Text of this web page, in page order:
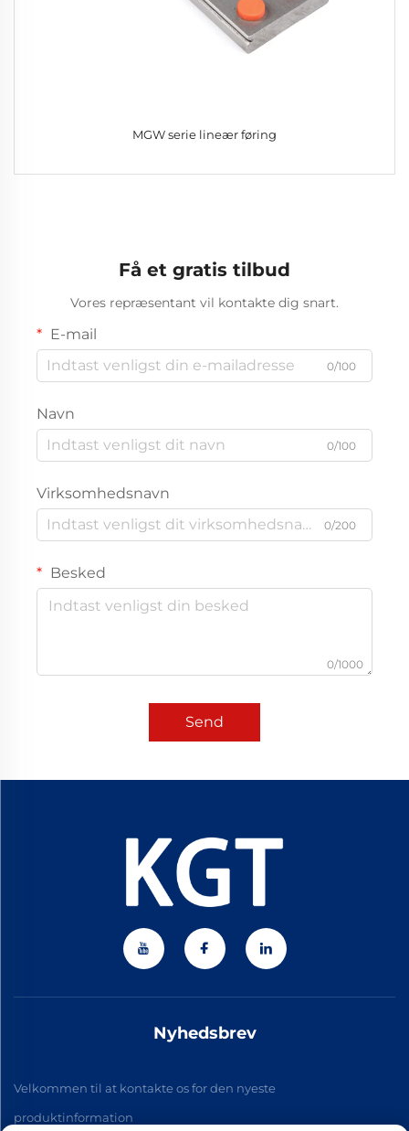
MGW serie lineær føring
Få et gratis tilbud
Vores repræsentant vil kontakte dig snart.
E-mail
0/100
Navn
0/100
Virksomhedsnavn
0/200
Besked
0/1000
Send
Nyhedsbrev
Velkommen til at kontakte os for den nyeste
produktinformation